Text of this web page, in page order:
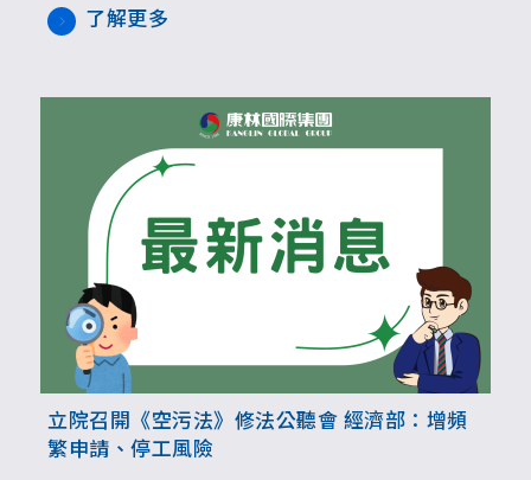
導產業積極落實源頭減量。
了解更多
立院召開《空污法》修法公聽會 經濟部：增頻
繁申請、停工風險